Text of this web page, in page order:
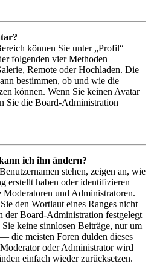
können Sie unter „Profil“
folgenden vier Methoden
Remote oder Hochladen. Die
bestimmen, ob und wie die
können. Wenn Sie keinen Avatar
Sie die Board-Administration
ich ihn ändern?
stehen, zeigen an, wie
erstellt haben oder identifizieren
Moderatoren und Administratoren.
den Wortlaut eines Ranges nicht
der Board-Administration festgelegt
keine sinnlosen Beiträge, nur um
die meisten Foren dulden dieses
oder Administrator wird
einfach wieder zurücksetzen.